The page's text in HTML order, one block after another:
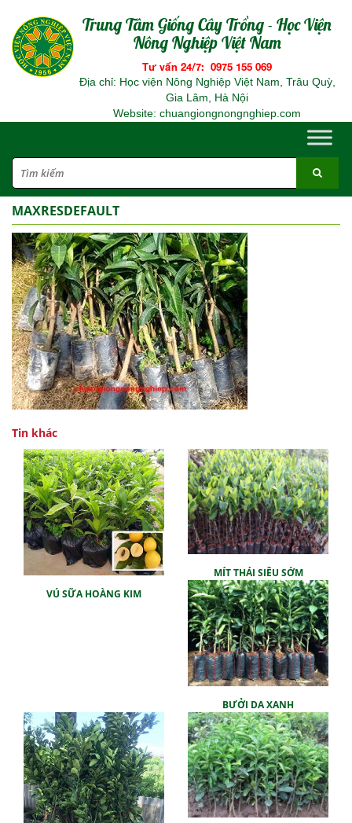
Trung Tâm Giống Cây Trồng - Học Viện
Nông Nghiệp Việt Nam
Tư vấn 24/7: 0975 155 069
Địa chỉ: Học viện Nông Nghiệp Việt Nam, Trâu Quỳ,
Gia Lâm, Hà Nội
Website: chuangiongnongnghiep.com
MAXRESDEFAULT
Tin khác
VÚ SỮA HOÀNG KIM
MÍT THÁI SIÊU SỚM
BƯỞI DA XANH